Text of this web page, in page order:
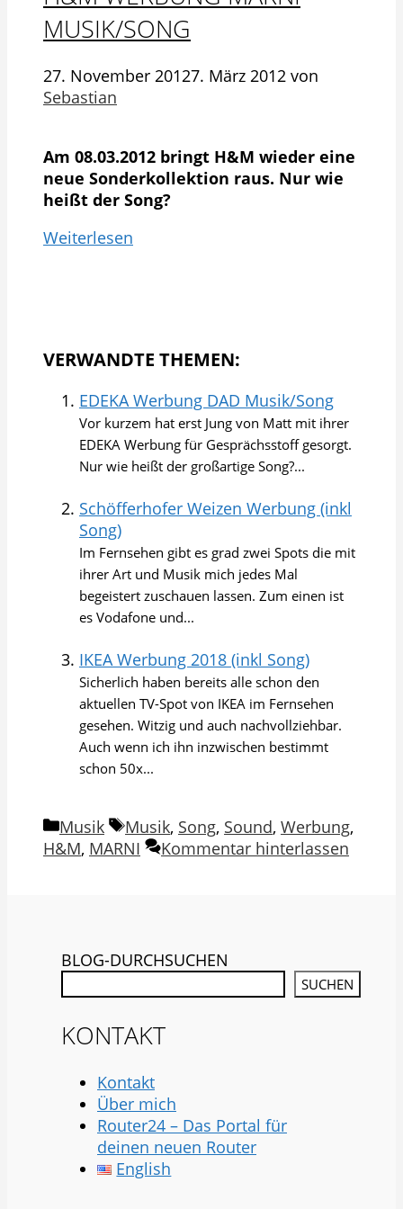
MUSIK/SONG
27. November 20127. März 2012 von
Sebastian
Am 08.03.2012 bringt H&M wieder eine
neue Sonderkollektion raus. Nur wie
heißt der Song?
Weiterlesen
VERWANDTE THEMEN:
EDEKA Werbung DAD Musik/Song
Vor kurzem hat erst Jung von Matt mit ihrer
EDEKA Werbung für Gesprächsstoff gesorgt.
Nur wie heißt der großartige Song?...
Schöfferhofer Weizen Werbung (inkl
Song)
Im Fernsehen gibt es grad zwei Spots die mit
ihrer Art und Musik mich jedes Mal
begeistert zuschauen lassen. Zum einen ist
es Vodafone und...
IKEA Werbung 2018 (inkl Song)
Sicherlich haben bereits alle schon den
aktuellen TV-Spot von IKEA im Fernsehen
gesehen. Witzig und auch nachvollziehbar.
Auch wenn ich ihn inzwischen bestimmt
schon 50x...
Kategorien
Musik Schlagwörter
Musik, Song, Sound, Werbung,
H&M, MARNI Kommentar hinterlassen
BLOG-DURCHSUCHEN
SUCHEN
KONTAKT
Kontakt
Über mich
Router24 – Das Portal für
deinen neuen Router
English